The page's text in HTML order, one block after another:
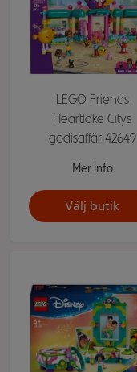
LEGO Friends
Heartlake Citys
godisaffär 42649
Mer info
Välj butik